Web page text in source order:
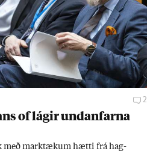
2
of lág­ir und­an­farna
með mark­tæk­um hætti frá hag­